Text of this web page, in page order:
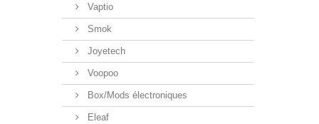
Vaptio
Smok
Joyetech
Voopoo
Box/Mods électroniques
Eleaf